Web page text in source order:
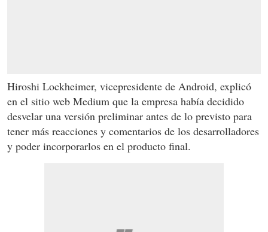
Hiroshi Lockheimer, vicepresidente de Android, explicó
en el sitio web Medium que la empresa había decidido
desvelar una versión preliminar antes de lo previsto para
tener más reacciones y comentarios de los desarrolladores
y poder incorporarlos en el producto final.